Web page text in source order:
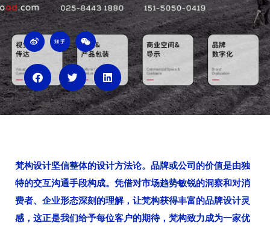
W
e
i
Z
h
i
h
u
W
e
i
x
i
n
梵构设计坚信整体的设计方法论。品牌或公司的价值是由独
特的交互沟通手段构成。凭借对市场趋势敏锐的洞察和对消
费者、企业形态深刻的理解，让梵构获得丰富的品牌设计灵
感，这正是我们给予每位客户的期待，梵构致力成为一家优